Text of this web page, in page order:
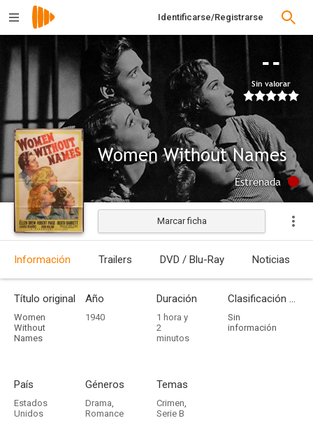
Identificarse/Registrarse
--
Sin valorar
Women Without Names
Estrenada
Marcar ficha
Información Trailers DVD / Blu-Ray Noticias
Título original
Women
Without
Names
Año
1940
Duración
1 hora y
2
minutos
Clasificación por edades
Sin
información
País
Estados
Unidos
Géneros
Drama,
Romance
Temas
Crimen,
Serie B